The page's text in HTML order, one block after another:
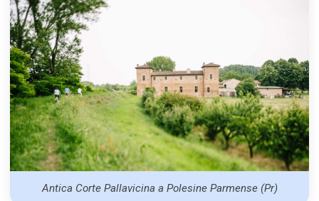
Antica Corte Pallavicina a Polesine Parmense (Pr)